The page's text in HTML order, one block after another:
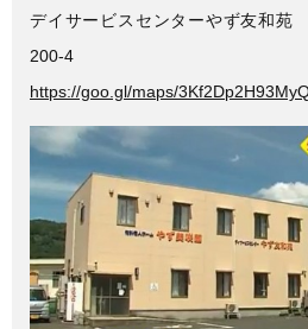
デイサービスセンターやず友和苑
200-4
https://goo.gl/maps/